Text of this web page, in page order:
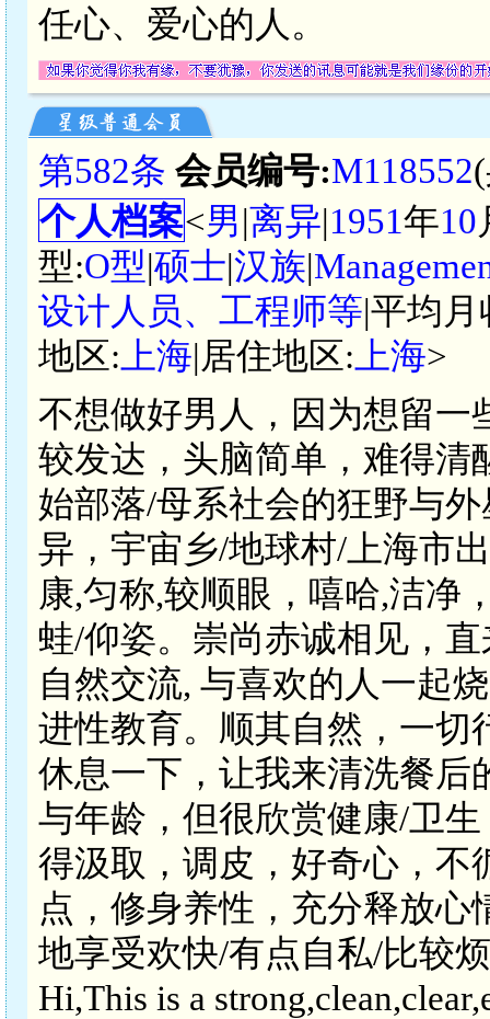
任心、爱心的人。
第582条 会员编号:M118552
个人档案<男|离异|1951年10
型:O型|硕士|汉族|
设计人员、工程师等|平均月
地区: 上海|居住地区: 上海>
不想做好男人，因为想留一
较发达，头脑简单，难得清
始部落/母系社会的狂野与
异，宇宙乡/地球村/上海市
康,匀称,较顺眼，嘻哈,洁净
蛙/仰姿。崇尚赤诚相见，
自然交流, 与喜欢的人一起
进性教育。顺其自然，一切
休息一下，让我来清洗餐后
与年龄，但很欣赏健康/卫
得汲取，调皮，好奇心，不
点，修身养性，充分释放
地享受欢快/有点自私/比较
Hi,This is a